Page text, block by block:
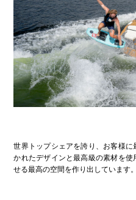
世界トップシェアを誇り、お客様
かれたデザインと最高級の素材を
せる最高の空間を作り出しています。